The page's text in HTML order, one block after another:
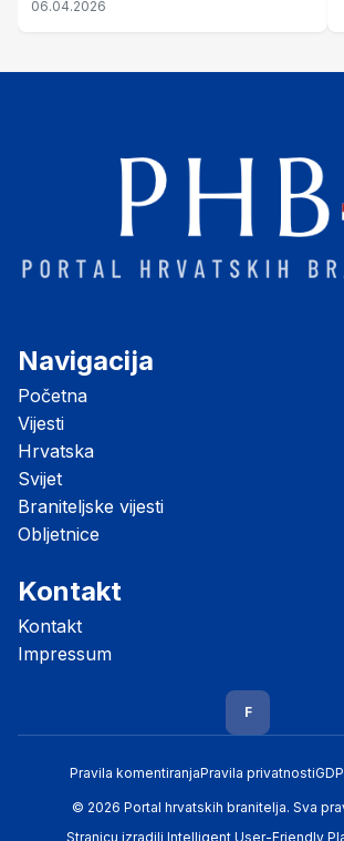
06.04.2026
Navigacija
Početna
Vijesti
Hrvatska
Svijet
Braniteljske vijesti
Obljetnice
Kontakt
Kontakt
Impressum
F
Pravila komentiranjaPravila privatnosti
© 2026 Portal hrvatskih branitelja. Sva
Stranicu izradili Intelligent User-Friendly